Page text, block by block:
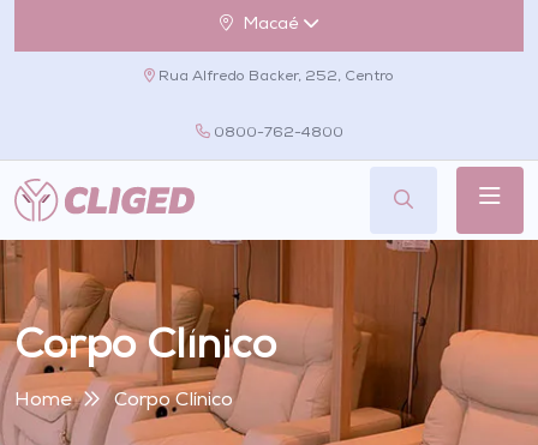
Macaé
Rua Alfredo Backer, 252, Centro
0800-762-4800
Corpo Clínico
Home Corpo Clínico